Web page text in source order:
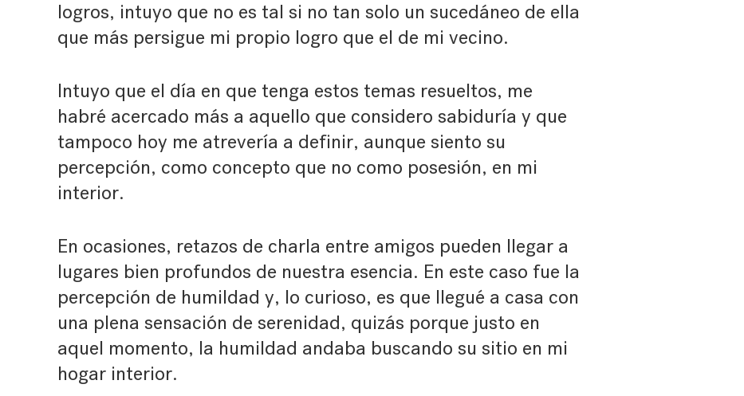
logros, intuyo que no es tal si no tan solo un sucedáneo de ella
que más persigue mi propio logro que el de mi vecino.
Intuyo que el día en que tenga estos temas resueltos, me
habré acercado más a aquello que considero sabiduría y que
tampoco hoy me atrevería a definir, aunque siento su
percepción, como concepto que no como posesión, en mi
interior.
En ocasiones, retazos de charla entre amigos pueden llegar a
lugares bien profundos de nuestra esencia. En este caso fue la
percepción de humildad y, lo curioso, es que llegué a casa con
una plena sensación de serenidad, quizás porque justo en
aquel momento, la humildad andaba buscando su sitio en mi
hogar interior.